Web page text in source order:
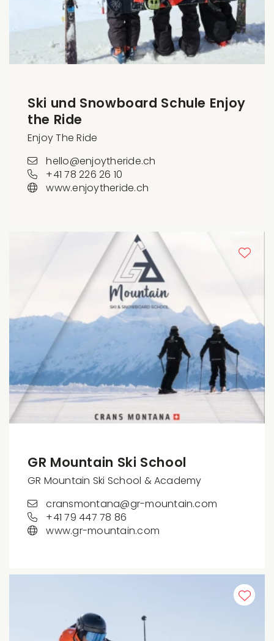
Ski und Snowboard Schule Enjoy
the Ride
Enjoy The Ride
hello@enjoytheride.ch
+41 78 226 26 10
www.enjoytheride.ch
GR Mountain Ski School
GR Mountain Ski School & Academy
cransmontana@gr-mountain.com
+41 79 447 78 86
www.gr-mountain.com